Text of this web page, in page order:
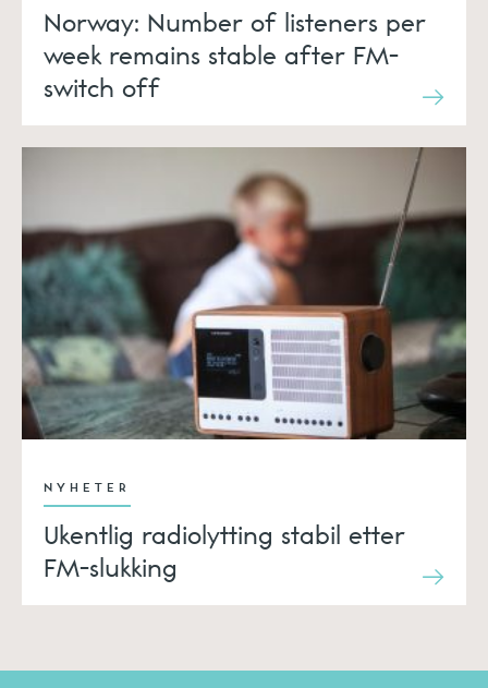
Norway: Number of listeners per
week remains stable after FM-
switch off
NYHETER
Ukentlig radiolytting stabil etter
FM-slukking